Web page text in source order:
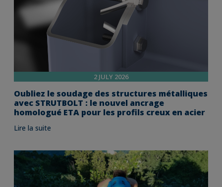
2 JULY 2026
Oubliez le soudage des structures métalliques
avec STRUTBOLT : le nouvel ancrage
homologué ETA pour les profils creux en acier
Lire la suite